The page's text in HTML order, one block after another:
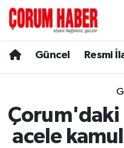
Güncel Resmi
Çorum'daki
acele
Spor
Resmi İlanlar
Alaca
Hava Durumu
Çorum Namaz
Trafik Durumu